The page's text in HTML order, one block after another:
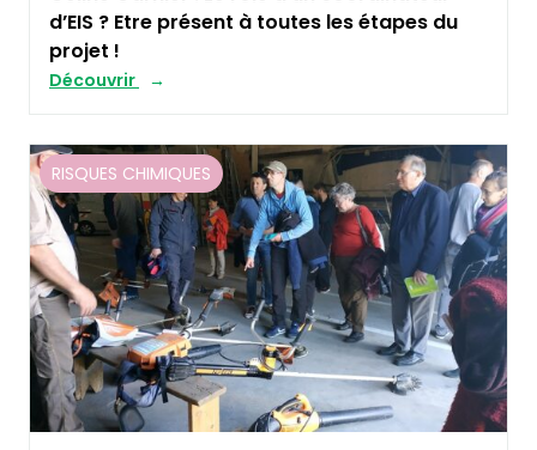
d’EIS ? Etre présent à toutes les étapes du
projet !
Découvrir
RISQUES CHIMIQUES